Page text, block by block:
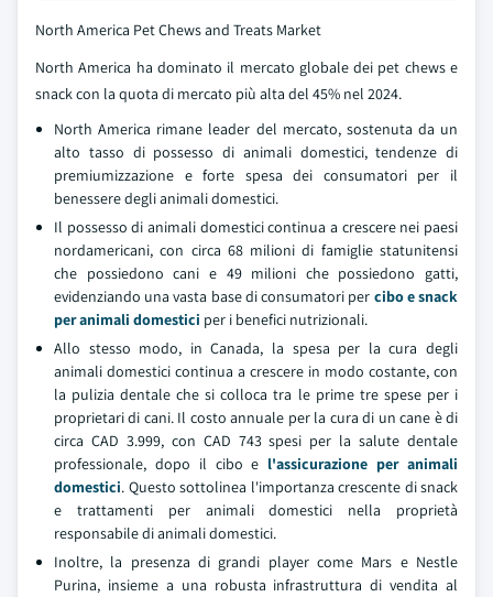
North America Pet Chews and Treats Market
North America ha dominato il mercato globale dei pet chews e
snack con la quota di mercato più alta del 45% nel 2024.
North America rimane leader del mercato, sostenuta da un
alto tasso di possesso di animali domestici, tendenze di
premiumizzazione e forte spesa dei consumatori per il
benessere degli animali domestici.
Il possesso di animali domestici continua a crescere nei paesi
nordamericani, con circa 68 milioni di famiglie statunitensi
che possiedono cani e 49 milioni che possiedono gatti,
evidenziando una vasta base di consumatori per cibo e snack
per animali domestici per i benefici nutrizionali.
Allo stesso modo, in Canada, la spesa per la cura degli
animali domestici continua a crescere in modo costante, con
la pulizia dentale che si colloca tra le prime tre spese per i
proprietari di cani. Il costo annuale per la cura di un cane è di
circa CAD 3.999, con CAD 743 spesi per la salute dentale
professionale, dopo il cibo e l'assicurazione per animali
domestici. Questo sottolinea l'importanza crescente di snack
e trattamenti per animali domestici nella proprietà
responsabile di animali domestici.
Inoltre, la presenza di grandi player come Mars e Nestle
Purina, insieme a una robusta infrastruttura di vendita al